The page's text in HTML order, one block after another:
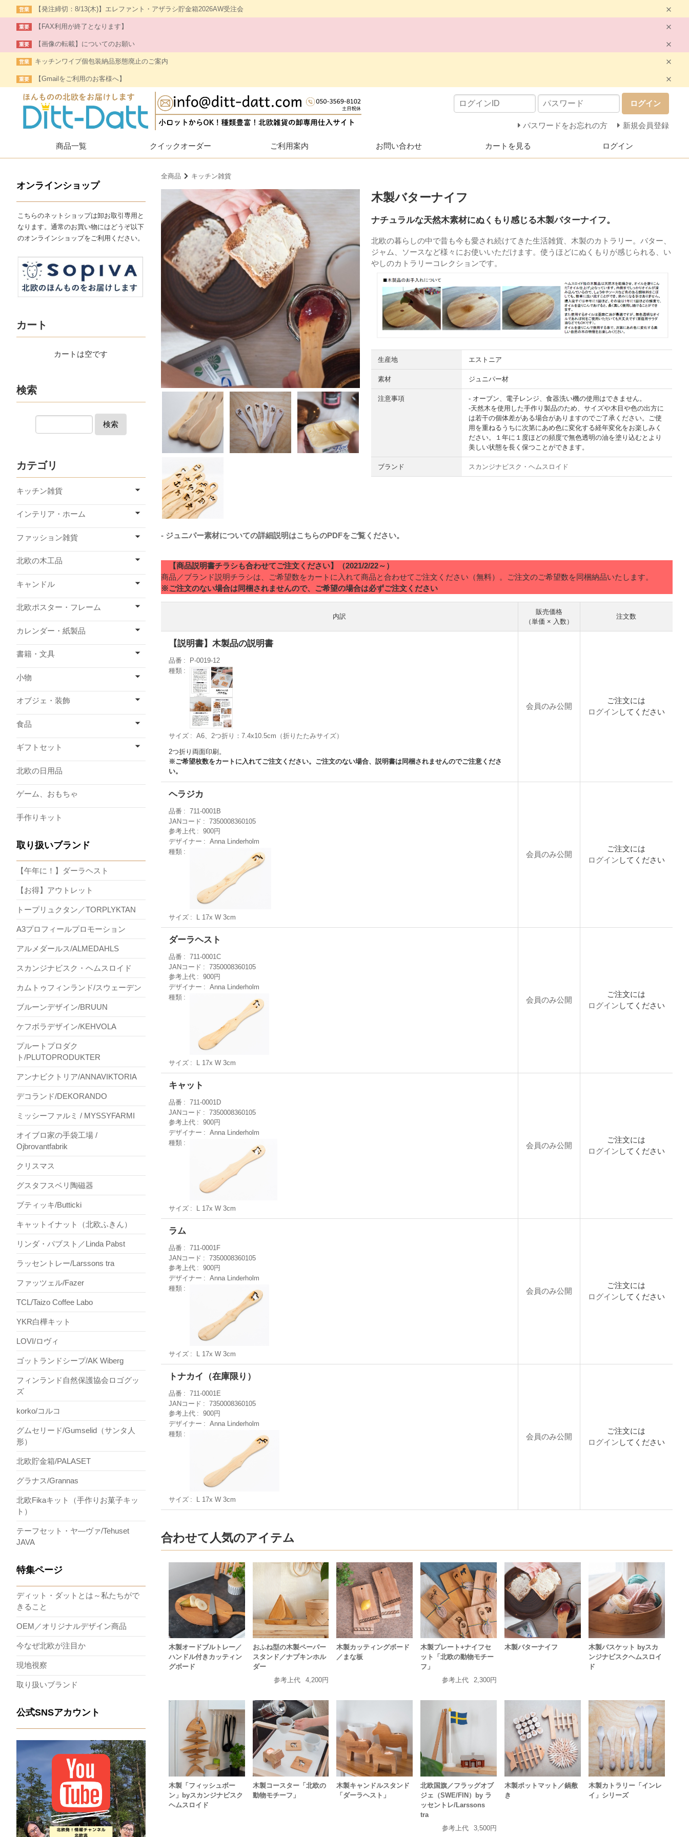
営業 【発注締切：8/13(木)】エレファント・アザラシ貯金箱2026AW受注会
重要 【FAX利用が終了となります】
重要 【画像の転載】についてのお願い
営業 キッチンワイプ個包装納品形態廃止のご案内
重要 【Gmailをご利用のお客様へ】
ログイン
パスワードをお忘れの方 新規会員登録
商品一覧 クイックオーダー ご利用案内 お問い合わせ カートを見る ログイン
全商品 キッチン雑貨
木製バターナイフ
ナチュラルな天然木素材にぬくもり感じる木製バターナイフ。
北欧の暮らしの中で昔も今も愛され続けてきた生活雑貨、木製のカトラリー。バター、
ジャム、ソースなど様々にお使いいただけます。使うほどにぬくもりが感じられる、い
やしのカトラリーコレクションです。
生産地 エストニア
素材 ジュニパー材
注意事項
- オーブン、電子レンジ、食器洗い機の使用はできません。
-天然木を使用した手作り製品のため、サイズや木目や色の出方に
は若干の個体差がある場合がありますのでご了承ください。ご使
用を重ねるうちに次第にあめ色に変化する経年変化をお楽しみく
ださい。１年に１度ほどの頻度で無色透明の油を塗り込むとより
美しい状態を長く保つことができます。
ブランド スカンジナビスク・ヘムスロイド
- ジュニパー素材についての詳細説明はこちらのPDFをご覧ください。
【商品説明書チラシも合わせてご注文ください】（2021/2/22～）
商品／ブランド説明チラシは、ご希望数をカートに入れて商品と合わせてご注文ください（無料）。ご注文のご希望数を同梱納品いたします。
※ご注文のない場合は同梱されませんので、ご希望の場合は必ずご注文ください
内訳
販売価格
（単価 × 入数）
注文数
【説明書】木製品の説明書
品番
P-0019-12
種類
サイズ A6、2つ折り：7.4x10.5cm（折りたたみサイズ）
2つ折り両面印刷。
※ご希望枚数をカートに入れてご注文ください。ご注文のない場合、説明書は同梱されませんのでご注意くださ
い。
会員のみ公開
ご注文には
ログイン してください
ヘラジカ
品番
711-0001B
JANコード
7350008360105
参考上代
900円
デザイナー
Anna Linderholm
種類
サイズ L 17x W 3cm
会員のみ公開
ご注文には
ログイン してください
ダーラヘスト
品番
711-0001C
JANコード
7350008360105
参考上代
900円
デザイナー
Anna Linderholm
種類
サイズ L 17x W 3cm
会員のみ公開
ご注文には
ログイン してください
キャット
品番
711-0001D
JANコード
7350008360105
参考上代
900円
デザイナー
Anna Linderholm
種類
サイズ L 17x W 3cm
会員のみ公開
ご注文には
ログイン してください
ラム
品番
711-0001F
JANコード
7350008360105
参考上代
900円
デザイナー
Anna Linderholm
種類
サイズ L 17x W 3cm
会員のみ公開
ご注文には
ログイン してください
トナカイ（在庫限り）
品番
711-0001E
JANコード
7350008360105
参考上代
900円
デザイナー
Anna Linderholm
種類
サイズ L 17x W 3cm
会員のみ公開
ご注文には
ログイン してください
合わせて人気のアイテム
木製オードブルトレー／
ハンドル付きカッティン
グボード
おふね型の木製ペーパー
スタンド／ナプキンホル
ダー
参考上代
4,200円
木製カッティングボード
／まな板
木製プレート+ナイフセ
ット「北欧の動物モチー
フ」
参考上代
2,300円
木製バターナイフ
木製バスケット byスカ
ンジナビスクヘムスロイ
ド
木製「フィッシュボー
ン」byスカンジナビスク
ヘムスロイド
木製コースター「北欧の
動物モチーフ」
木製キャンドルスタンド
「ダーラヘスト」
北欧国旗／フラッグオブ
ジェ（SWE/FIN）by ラ
ッセントレ/Larssons
tra
参考上代
3,500円
木製ポットマット／鍋敷
き
木製カトラリー「インレ
イ」シリーズ
オンラインショップ
こちらのネットショップは卸お取引専用と
なります。通常のお買い物にはどうぞ以下
のオンラインショップをご利用ください。
カート
カートは空です
検索
検索
カテゴリ
キッチン雑貨
インテリア・ホーム
ファッション雑貨
北欧の木工品
キャンドル
北欧ポスター・フレーム
カレンダー・紙製品
書籍・文具
小物
オブジェ・装飾
食品
ギフトセット
北欧の日用品
ゲーム、おもちゃ
手作りキット
取り扱いブランド
【午年に！】ダーラヘスト
【お得】アウトレット
トープリュクタン／TORPLYKTAN
A3プロフィールプロモーション
アルメダールス/ALMEDAHLS
スカンジナビスク・ヘムスロイド
カムトゥフィンランド/スウェーデン
ブルーンデザイン/BRUUN
ケフボラデザイン/KEHVOLA
プルートプロダク
ト/PLUTOPRODUKTER
アンナビクトリア/ANNAVIKTORIA
デコランド/DEKORANDO
ミッシーファルミ / MYSSYFARMI
オイブロ家の手袋工場 /
Ojbrovantfabrik
クリスマス
グスタフスベリ陶磁器
ブティッキ/Butticki
キャットイナット（北欧ふきん）
リンダ・パブスト／Linda Pabst
ラッセントレー/Larssons tra
ファッツェル/Fazer
TCL/Taizo Coffee Labo
YKR白樺キット
LOVI/ロヴィ
ゴットランドシープ/AK Wiberg
フィンランド自然保護協会ロゴグッ
ズ
korko/コルコ
グムセリード/Gumselid（サンタ人
形）
北欧貯金箱/PALASET
グラナス/Grannas
北欧Fikaキット（手作りお菓子キッ
ト）
テーフセット・ヤ―ヴァ/Tehuset
JAVA
特集ページ
ディット・ダットとは～私たちがで
きること
OEM／オリジナルデザイン商品
今なぜ北欧が注目か
現地視察
取り扱いブランド
公式SNSアカウント